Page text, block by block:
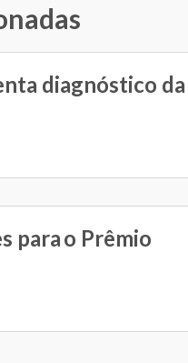
diagnóstico da
para o Prêmio